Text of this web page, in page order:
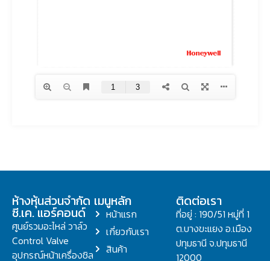
ห้างหุ้นส่วนจำกัด
ซี.เค. แอร์คอนด์
ศูนย์รวมอะไหล่ วาล์ว
Control Valve
อุปกรณ์หน้าเครื่องชิล
เมนูหลัก
หน้าแรก
เกี่ยวกับเรา
สินค้า
ติดต่อเรา
ที่อยู่ : 190/51 หมู่ที่ 1
ต.บางขะแยง อ.เมือง
ปทุมธานี จ.ปทุมธานี
12000